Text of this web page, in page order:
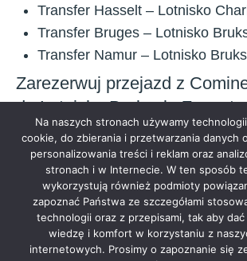
Transfer Hasselt – Lotnisko
Transfer Bruges – Lotnisko
Transfer Namur – Lotnisko
Zarezerwuj przejazd z
do Lotniska Bruksela
TAXI Airport już teraz!
Na naszych stronach używamy
cookie, do zbierania i przetwarzania danych
personalizowania treści i reklam oraz
stronach i w Internecie. W ten sposób
wykorzystują również podmioty
zapoznać Państwa ze szczegółami
technologii oraz z przepisami, tak aby dać
wiedzę i komfort w korzystaniu z
internetowych. Prosimy o zapoznanie się